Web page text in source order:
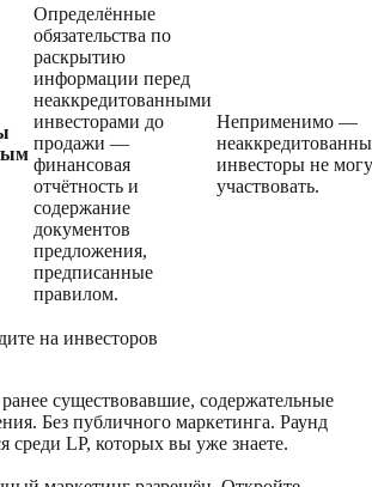
Определённые
обязательства по
раскрытию
информации перед
неаккредитованными
инвесторами до
продажи —
финансовая
отчётность и
содержание
документов
предложения,
предписанные
правилом.
Неприменимо —
инвесторы не
участвовать.
на инвесторов
существовавшие, содержательные
Без публичного маркетинга. Раунд
среди LP, которых вы уже знаете.